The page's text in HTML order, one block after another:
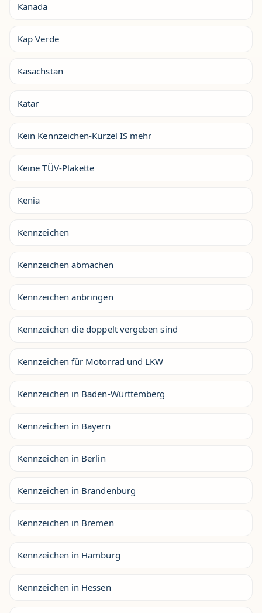
Kanada
Kap Verde
Kasachstan
Katar
Kein Kennzeichen-Kürzel IS mehr
Keine TÜV-Plakette
Kenia
Kennzeichen
Kennzeichen abmachen
Kennzeichen anbringen
Kennzeichen die doppelt vergeben sind
Kennzeichen für Motorrad und LKW
Kennzeichen in Baden-Württemberg
Kennzeichen in Bayern
Kennzeichen in Berlin
Kennzeichen in Brandenburg
Kennzeichen in Bremen
Kennzeichen in Hamburg
Kennzeichen in Hessen